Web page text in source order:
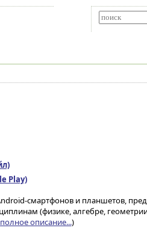
Play)
смартфонов и планшетов,
(физике, алгебре,
полное описание...)